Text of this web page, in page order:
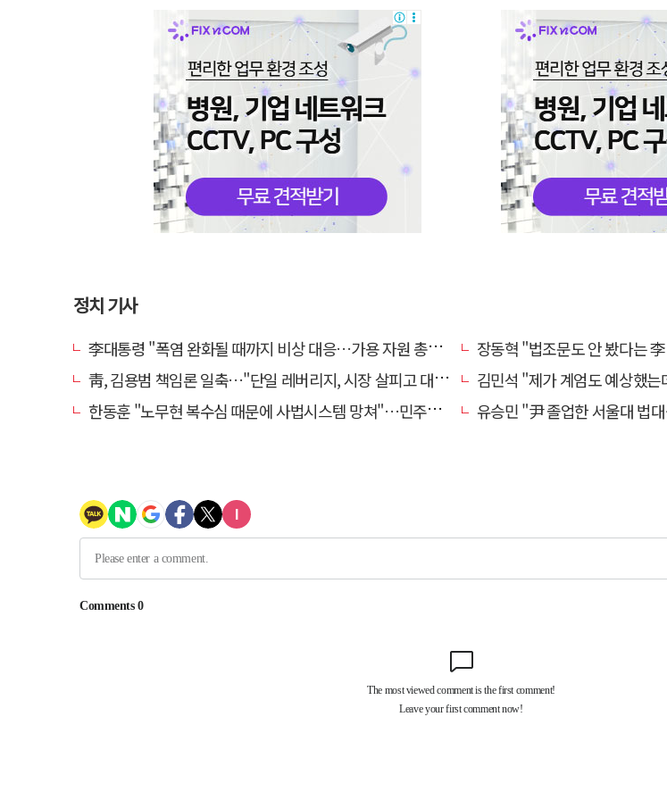
정치 기사
李대통령 "폭염 완화될 때까지 비상 대응…가용 자원 총동원"
장동혁 "법조문도 안 봤다는 李…대
靑, 김용범 책임론 일축…"단일 레버리지, 시장 살피고 대책 챙길 때"
김민석 "제가 계엄도 예상했는데
한동훈 "노무현 복수심 때문에 사법시스템 망쳐"…민주당 맹공
유승민 "尹 졸업한 서울대 법대·충